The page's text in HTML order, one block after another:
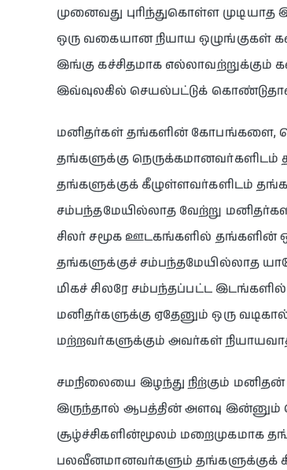
முனைவது புரிந்துகொள்ள
ஒரு வகையான நியாய ஒழுங்குகள்
இங்கு கச்சிதமாக எல்லாவற்றுக்கும்
இவ்வுலகில் செயல்பட்டுக்
மனிதர்கள் தங்களின் கோபங்களை,
தங்களுக்கு நெருக்கமானவர்களிடம்
தங்களுக்குக் கீழுள்ளவர்களிடம்
சம்பந்தமேயில்லாத வேற்று
சிலர் சமூக ஊடகங்களில் தங்களின்
தங்களுக்குச் சம்பந்தமேயில்லாத
மிகச் சிலரே சம்பந்தப்பட்ட
மனிதர்களுக்கு ஏதேனும் ஒரு
மற்றவர்களுக்கும் அவர்கள்
சமநிலையை இழந்து நிற்கும்
இருந்தால் ஆபத்தின் அளவு
சூழ்ச்சிகளின்மூலம் மறைமுகமாக
பலவீனமானவர்களும் தங்களுக்குக்